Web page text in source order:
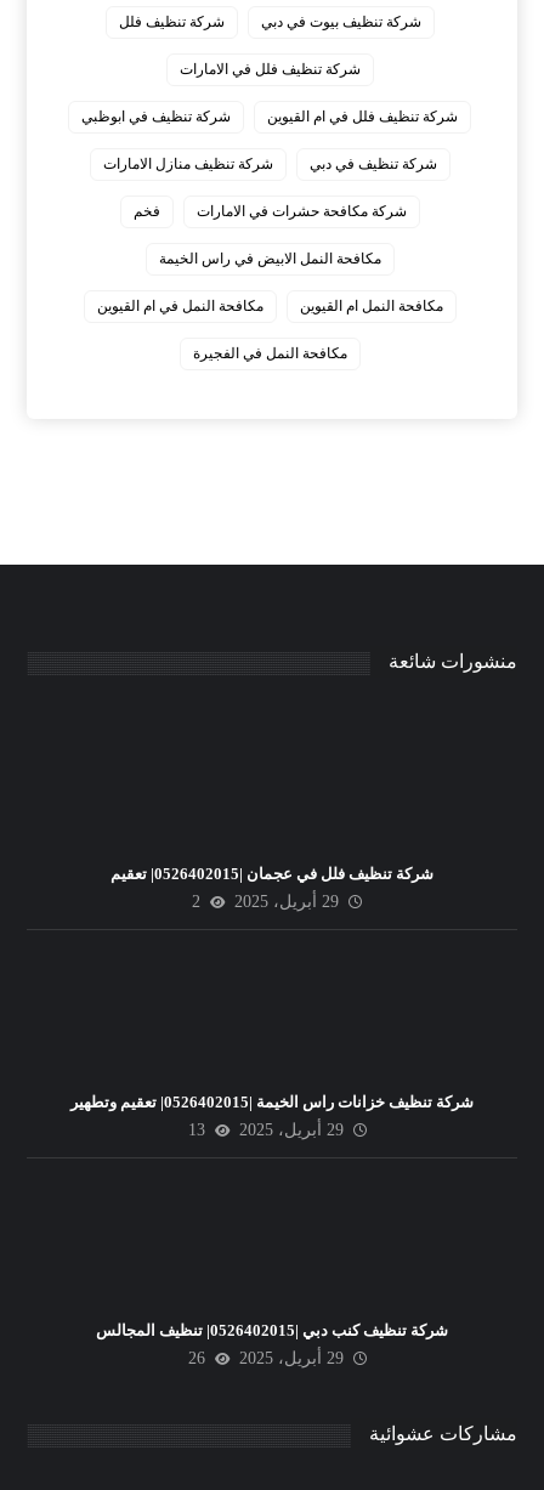
شركة تنظيف بيوت في دبي شركة تنظيف فلل
شركة تنظيف فلل في الامارات
شركة تنظيف فلل في ام القيوين شركة تنظيف في ابوظبي
شركة تنظيف في دبي شركة تنظيف منازل الامارات
شركة مكافحة حشرات في الامارات فخم
مكافحة النمل الابيض في راس الخيمة
مكافحة النمل ام القيوين مكافحة النمل في ام القيوين
‏مكافحة النمل في الفجيرة
منشورات شائعة
شركة تنظيف فلل في عجمان |0526402015| تعقيم
29 أبريل، 2025
2
شركة تنظيف خزانات راس الخيمة |0526402015| تعقيم وتطهير
29 أبريل، 2025
13
شركة تنظيف كنب دبي |0526402015| تنظيف المجالس
29 أبريل، 2025
26
مشاركات عشوائية